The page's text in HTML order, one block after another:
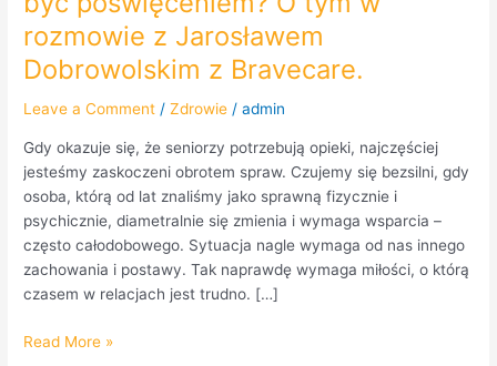
rozmowie z Jarosławem
Dobrowolskim z Bravecare.
Leave a Comment /Zdrowie /admin
Gdy okazuje się, że seniorzy potrzebują opieki, najczęściej
jesteśmy zaskoczeni obrotem spraw. Czujemy się bezsilni, gdy
osoba, którą od lat znaliśmy jako sprawną fizycznie i
psychicznie, diametralnie się zmienia i wymaga wsparcia –
często całodobowego. Sytuacja nagle wymaga od nas innego
zachowania i postawy. Tak naprawdę wymaga miłości, o którą
czasem w relacjach jest trudno. […]
Read More »